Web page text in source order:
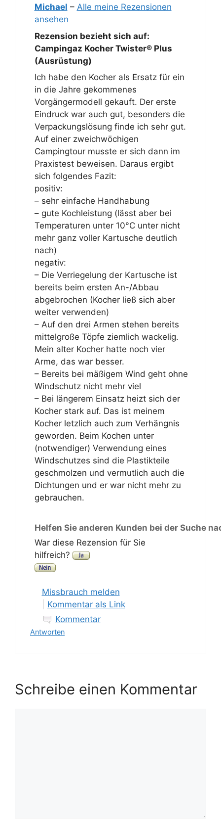
Michael – Alle meine Rezensionen
ansehen
Rezension bezieht sich auf:
Campingaz Kocher Twister® Plus
(Ausrüstung)
Ich habe den Kocher als Ersatz für ein
in die Jahre gekommenes
Vorgängermodell gekauft. Der erste
Eindruck war auch gut, besonders die
Verpackungslösung finde ich sehr gut.
Auf einer zweichwöchigen
Campingtour musste er sich dann im
Praxistest beweisen. Daraus ergibt
sich folgendes Fazit:
positiv:
– sehr einfache Handhabung
– gute Kochleistung (lässt aber bei
Temperaturen unter 10°C unter nicht
mehr ganz voller Kartusche deutlich
nach)
negativ:
– Die Verriegelung der Kartusche ist
bereits beim ersten An-/Abbau
abgebrochen (Kocher ließ sich aber
weiter verwenden)
– Auf den drei Armen stehen bereits
mittelgroße Töpfe ziemlich wackelig.
Mein alter Kocher hatte noch vier
Arme, das war besser.
– Bereits bei mäßigem Wind geht ohne
Windschutz nicht mehr viel
– Bei längerem Einsatz heizt sich der
Kocher stark auf. Das ist meinem
Kocher letzlich auch zum Verhängnis
geworden. Beim Kochen unter
(notwendiger) Verwendung eines
Windschutzes sind die Plastikteile
geschmolzen und vermutlich auch die
Dichtungen und er war nicht mehr zu
gebrauchen.
Helfen Sie anderen Kunden bei der Suche
War diese Rezension für Sie
hilfreich?
Missbrauch melden
Kommentar als Link
Kommentar
Antworten
Schreibe einen Kommentar